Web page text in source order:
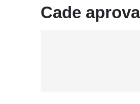
Cade